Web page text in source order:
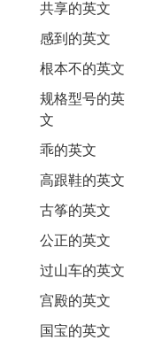
共享的英文
感到的英文
根本不的英文
规格型号的英
文
乖的英文
高跟鞋的英文
古筝的英文
公正的英文
过山车的英文
宫殿的英文
国宝的英文